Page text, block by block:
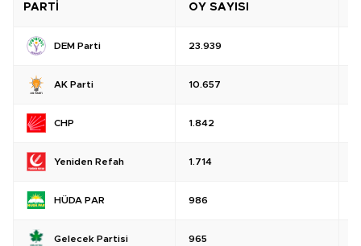
PARTİ OY SAYISI
DEM Parti 23.939
AK Parti 10.657
CHP 1.842
Yeniden Refah 1.714
HÜDA PAR 986
Gelecek Partisi 965